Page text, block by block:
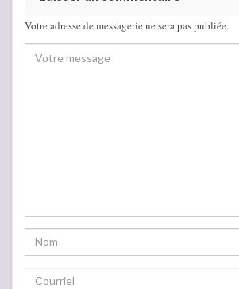
Votre adresse de messagerie ne sera pas publiée.